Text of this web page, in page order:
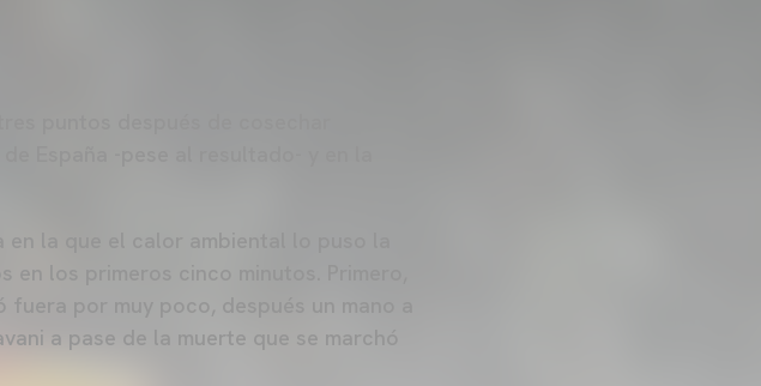
por muy poco, después un mano a
a pase de la muerte que se marchó